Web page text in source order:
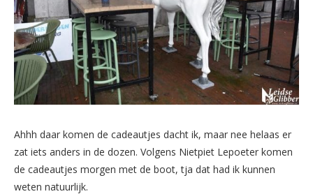
Ahhh daar komen de cadeautjes dacht ik, maar nee helaas er
zat iets anders in de dozen. Volgens Nietpiet Lepoeter komen
de cadeautjes morgen met de boot, tja dat had ik kunnen
weten natuurlijk.